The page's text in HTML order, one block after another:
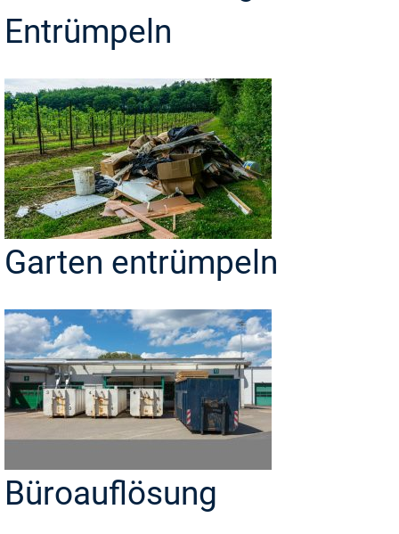
Entrümpeln
Garten entrümpeln
Büroauflösung